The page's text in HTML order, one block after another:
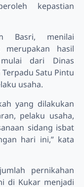
kepastian
Basri, menilai
merupakan hasil
dari Dinas
Satu Pintu
usaha.
yang dilakukan
pelaku usaha,
sidang isbat
hari ini,” kata
pernikahan
di Kukar menjadi